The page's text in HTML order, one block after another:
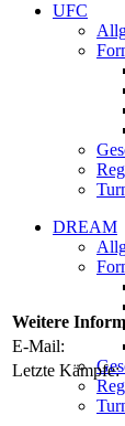
UFC
DREAM
Weitere
E-Mail:
Letzte Kämpfe: